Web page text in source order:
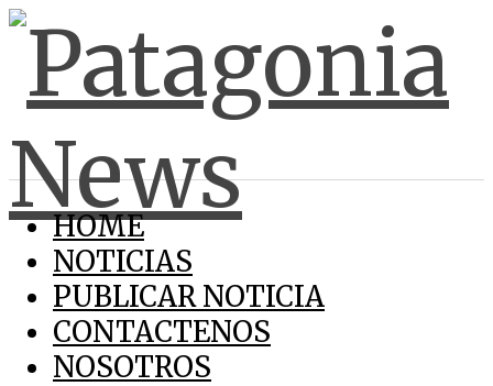
HOME
NOTICIAS
PUBLICAR NOTICIA
CONTACTENOS
NOSOTROS